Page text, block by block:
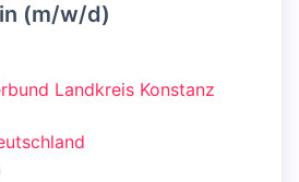
(m/w/d)
Landkreis Konstanz